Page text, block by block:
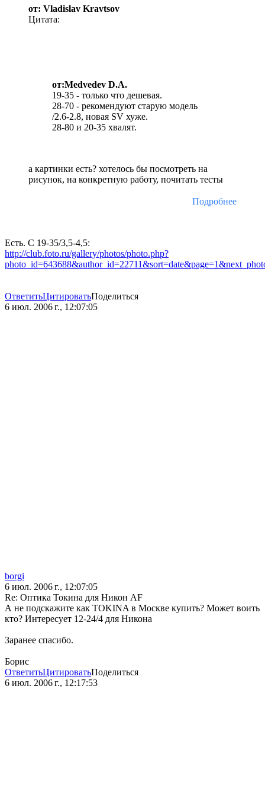
от: Vladislav Kravtsov
Цитата:
от:Medvedev D.A.
19-35 - только что дешевая.
28-70 - рекомендуют старую модель
/2.6-2.8, новая SV хуже.
28-80 и 20-35 хвалят.
а картинки есть? хотелось бы посмотреть на
рисунок, на конкретную работу, почитать тесты
Подробнее
Есть. С 19-35/3,5-4,5:
http://club.foto.ru/gallery/photos/photo.php?
ОтветитьЦитироватьПоделиться
6 июл. 2006 г., 12:07:05
borgi
6 июл. 2006 г., 12:07:05
Re: Оптика Токина для Никон AF
А не подскажите как TOKINA в Москве купить? Может воить
кто? Интересует 12-24/4 для Никона
Заранее спасибо.
Борис
ОтветитьЦитироватьПоделиться
6 июл. 2006 г., 12:17:53